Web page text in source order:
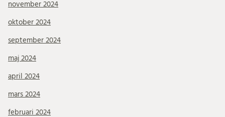
november 2024
oktober 2024
september 2024
maj 2024
april 2024
mars 2024
februari 2024